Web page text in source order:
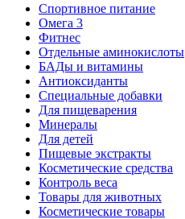
Спортивное питание
Омега 3
Фитнес
Отдельные аминокислоты
БАДы и витамины
Антиоксиданты
Специальные добавки
Для пищеварения
Минералы
Для детей
Пищевые экстракты
Косметические средства
Контроль веса
Товары для животных
Косметические товары